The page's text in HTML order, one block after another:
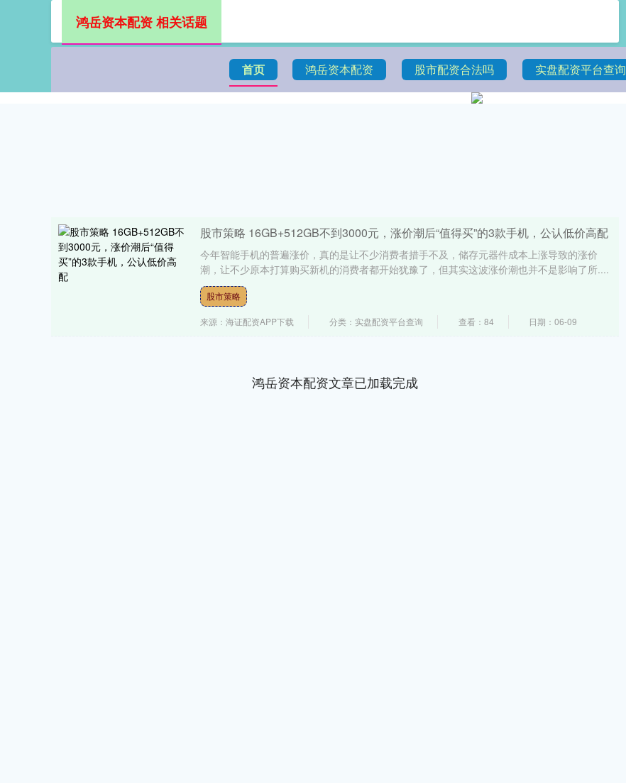
首页 鸿岳资本配资 股市配资合法吗 实盘配资平台查询
鸿岳资本配资 相关话题
股市策略 16GB+512GB不到3000元，涨价潮后“值得买”的3款手机，公认低价高配
今年智能手机的普遍涨价，真的是让不少消费者措手不及，储存元器件成本上涨导致的涨价
潮，让不少原本打算购买新机的消费者都开始犹豫了，但其实这波涨价潮也并不是影响了所....
股市策略
来源：海证配资APP下载 分类：实盘配资平台查询 查看：84 日期：06-09
鸿岳资本配资文章已加载完成